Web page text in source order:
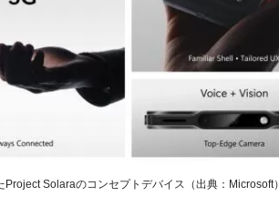
Project Solaraのコンセプトデバイス（出典：Microsoft）